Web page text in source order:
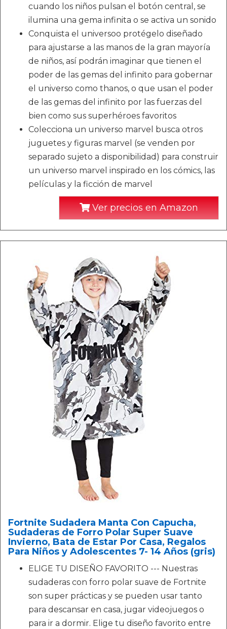
cuando los niños pulsan el botón central, se
ilumina una gema infinita o se activa un sonido
Conquista el universoo protégelo diseñado
para ajustarse a las manos de la gran mayoría
de niños, así podrán imaginar que tienen el
poder de las gemas del infinito para gobernar
el universo como thanos, o que usan el poder
de las gemas del infinito por las fuerzas del
bien como sus superhéroes favoritos
Colecciona un universo marvel busca otros
juguetes y figuras marvel (se venden por
separado sujeto a disponibilidad) para construir
un universo marvel inspirado en los cómics, las
películas y la ficción de marvel
Ver precios en Amazon
Fortnite Sudadera Manta Con Capucha,
Sudaderas de Forro Polar Super Suave
Invierno, Bata de Estar Por Casa, Regalos
Para Niños y Adolescentes 7- 14 Años (gris)
ELIGE TU DISEÑO FAVORITO --- Nuestras
sudaderas con forro polar suave de Fortnite
son super prácticas y se pueden usar tanto
para descansar en casa, jugar videojuegos o
para ir a dormir. Elige tu diseño favorito entre